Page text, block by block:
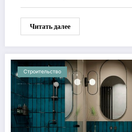
Читать далее
Строительство